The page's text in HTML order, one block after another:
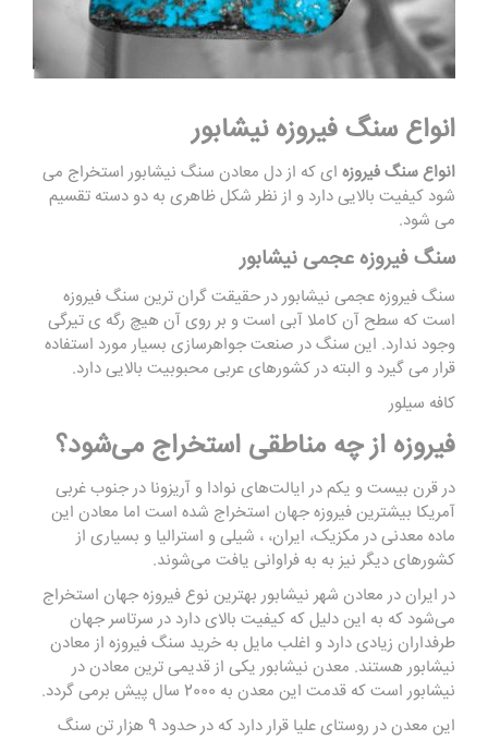
انواع سنگفیروزه نیشابور
انواع سنگ فیروزه ای که از دل معادن سنگ نیشابور استخراج می
شود کیفیت بالایی دارد و از نظر شکل ظاهری به دو دسته تقسیم
می شود.
سنگ فیروزه عجمی نیشابور
سنگ فیروزه عجمی نیشابور در حقیقت گران ترین سنگ فیروزه
است که سطح آن کاملا آبی است و بر روی آن هیچ رگه ی تیرگی
وجود ندارد. این سنگ در صنعت جواهرسازی بسیار مورد استفاده
قرار می گیرد و البته در کشورهای عربی محبوبیت بالایی دارد.
کافه سیلور
فیروزه از چه مناطقی استخراج می‌شود؟
در قرن بیست و یکم در ایالت‌های نوادا و آریزونا در جنوب غربی
آمریکا بیشترین فیروزه جهان استخراج شده است اما معادن این
ماده معدنی در مکزیک، ایران، ، شیلی و استرالیا و بسیاری از
کشورهای دیگر نیز به به فراوانی یافت می‌شوند.
در ایران در معادن شهر نیشابور بهترین نوع فیروزه جهان استخراج
می‌شود که به این دلیل که کیفیت بالای دارد در سرتاسر جهان
طرفداران زیادی دارد و اغلب مایل به خرید سنگ فیروزه از معادن
نیشابور هستند. معدن نیشابور یکی از قدیمی ترین معادن در
نیشابور است که قدمت این معدن به 2000 سال پیش برمی گردد.
این معدن در روستای علیا قرار دارد که در حدود 9 هزار تن سنگ